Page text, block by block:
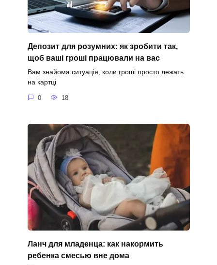
Депозит для розумних: як зробити так,
щоб ваші гроші працювали на вас
Вам знайома ситуація, коли гроші просто лежать
на картці
0 18
Ланч для младенца: как накормить
ребенка смесью вне дома